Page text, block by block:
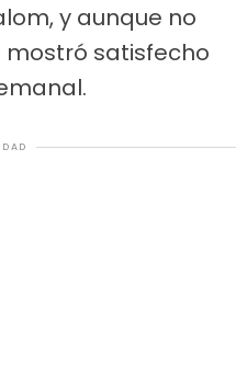
y aunque no
satisfecho